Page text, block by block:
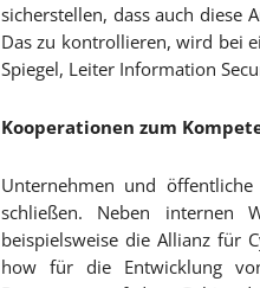
sicherstellen, dass auch diese
Das zu kontrollieren, wird bei
Spiegel, Leiter Information
Kooperationen zum
Unternehmen und
schließen. Neben internen
beispielsweise die Allianz für
how für die Entwicklung